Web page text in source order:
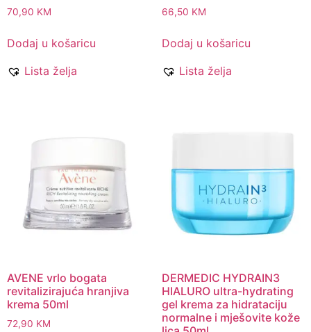
70,90 KM
Dodaj u košaricu
Lista želja
66,50 KM
Dodaj u košaricu
Lista želja
AVENE vrlo bogata
revitalizirajuća hranjiva
krema 50ml
72,90 KM
DERMEDIC HYDRAIN3
HIALURO ultra-hydrating
gel krema za hidrataciju
normalne i mješovite kože